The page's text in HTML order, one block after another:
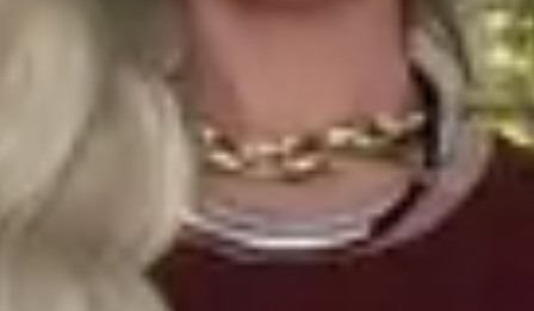
cartão. Parcela mínima de R$11.
Pix Parcelado em até 4x sem juros em compras acima de
Frete Grátis em compras a partir de R$299,90.
Produto nacional: AMÔ Brand.